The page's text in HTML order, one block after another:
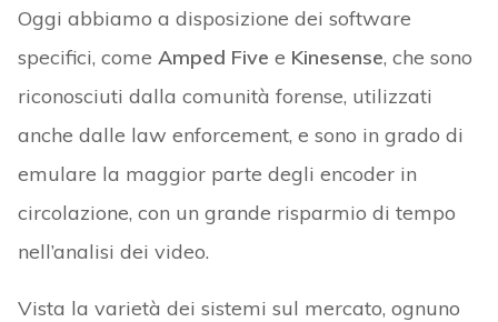
Oggi abbiamo a disposizione dei software
specifici, come Amped Five e Kinesense, che sono
riconosciuti dalla comunità forense, utilizzati
anche dalle law enforcement, e sono in grado di
emulare la maggior parte degli encoder in
circolazione, con un grande risparmio di tempo
nell’analisi dei video.
Vista la varietà dei sistemi sul mercato, ognuno